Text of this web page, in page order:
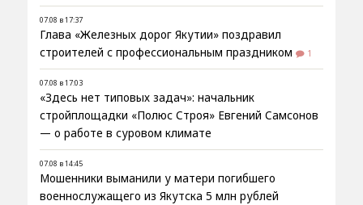
07.08 в 17:37
Глава «Железных дорог Якутии» поздравил
строителей с профессиональным праздником
1
07.08 в 17:03
«Здесь нет типовых задач»: начальник
стройплощадки «Полюс Строя» Евгений Самсонов
— о работе в суровом климате
07.08 в 14:45
Мошенники выманили у матери погибшего
военнослужащего из Якутска 5 млн рублей